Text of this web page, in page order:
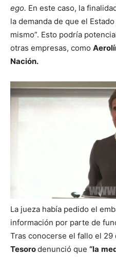
ego. En este caso, la
la demanda de que el
mismo”. Esto podría
otras empresas, como
Nación.
La jueza había pedido el
información por parte de
Tras conocerse el fallo el 29
Tesorodenunció que “la